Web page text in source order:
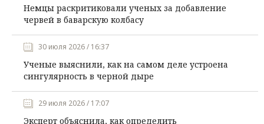
Немцы раскритиковали ученых за добавление
червей в баварскую колбасу
30 июля 2026 / 16:37
Ученые выяснили, как на самом деле устроена
сингулярность в черной дыре
29 июля 2026 / 17:07
Эксперт объяснила, как определить